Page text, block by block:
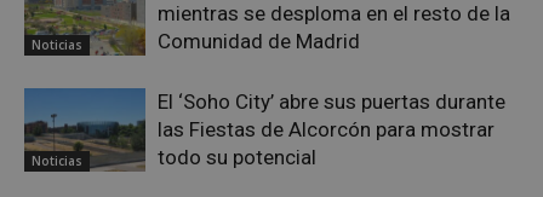
Noticias
mientras se desploma en el resto de la
Comunidad de Madrid
Noticias
El ‘Soho City’ abre sus puertas durante
las Fiestas de Alcorcón para mostrar
todo su potencial